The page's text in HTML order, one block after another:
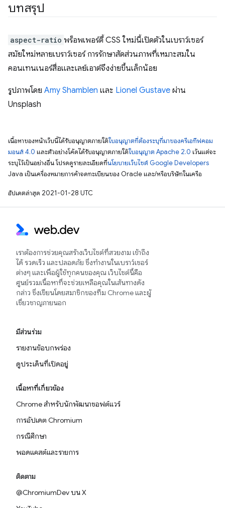
บทสรุป
aspect-ratio พร็อพเพอร์ตี้ CSS ใหม่นี้เปิดตัวในเบราว์เซอร์
สมัยใหม่หลายเบราว์เซอร์ การรักษาสัดส่วนภาพที่เหมาะสมใน
คอนเทนเนอร์สื่อและเลย์เอาต์จึงง่ายขึ้นเล็กน้อย
รูปภาพโดย Amy Shamblen และ Lionel Gustave ผ่าน
Unsplash
เนื้อหาของหน้าเว็บนี้ได้รับอนุญาตภายใต้ใบอนุญาตที่ต้องระบุที่มาของครีเอทีฟคอม
มอนส์ 4.0 และตัวอย่างโค้ดได้รับอนุญาตภายใต้ใบอนุญาต Apache 2.0 เว้นแต่จะ
ระบุไว้เป็นอย่างอื่น โปรดดูรายละเอียดที่นโยบายเว็บไซต์ Google Developers
Java เป็นเครื่องหมายการค้าจดทะเบียนของ Oracle และ/หรือบริษัทในเครือ
อัปเดตล่าสุด 2021-01-28 UTC
เราต้องการช่วยคุณสร้างเว็บไซต์ที่สวยงาม เข้าถึง
ได้ รวดเร็ว และปลอดภัย ซึ่งทำงานในเบราว์เซอร์
ต่างๆ และเพื่อผู้ใช้ทุกคนของคุณ เว็บไซต์นี้คือ
ศูนย์รวมเนื้อหาที่จะช่วยเหลือคุณในเส้นทางดัง
กล่าว ซึ่งเขียนโดยสมาชิกของทีม Chrome และผู้
เชี่ยวชาญภายนอก
มีส่วนร่วม
รายงานข้อบกพร่อง
ดูประเด็นที่เปิดอยู่
เนื้อหาที่เกี่ยวข้อง
Chrome สำหรับนักพัฒนาซอฟต์แวร์
การอัปเดต Chromium
กรณีศึกษา
พอดแคสต์และรายการ
ติดตาม
@ChromiumDev บน X